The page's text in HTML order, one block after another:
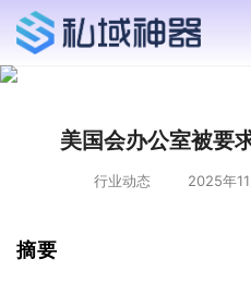
美国会办公室被要
行业动态 2025年
摘要